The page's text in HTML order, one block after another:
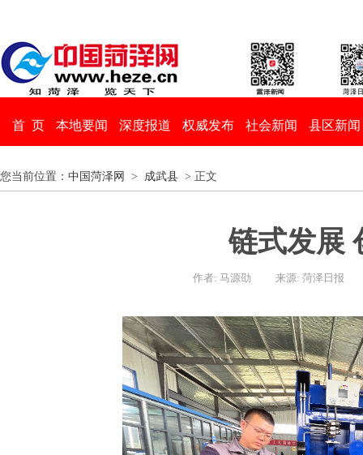
首 页 本地要闻 深度报道 权威发布 社会新闻 县区新闻
您当前位置： 中国菏泽网 > 成武县 > 正文
链式发展
作者: 马源劭 来源: 菏泽日报